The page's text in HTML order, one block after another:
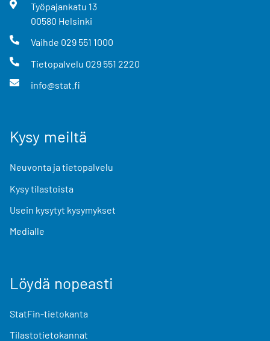
Työpajankatu 13
00580 Helsinki
Vaihde 029 551 1000
Tietopalvelu 029 551 2220
info@stat.fi
Kysy meiltä
Neuvonta ja tietopalvelu
Kysy tilastoista
Usein kysytyt kysymykset
Medialle
Löydä nopeasti
StatFin-tietokanta
Tilastotietokannat